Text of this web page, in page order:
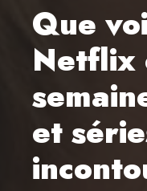
Que
Netflix
et